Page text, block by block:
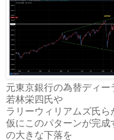
元東京銀行の為替ディ
若林栄四氏や
ラリーウィリアムズ氏ら
仮にこのパターンが完
の大きな下落を